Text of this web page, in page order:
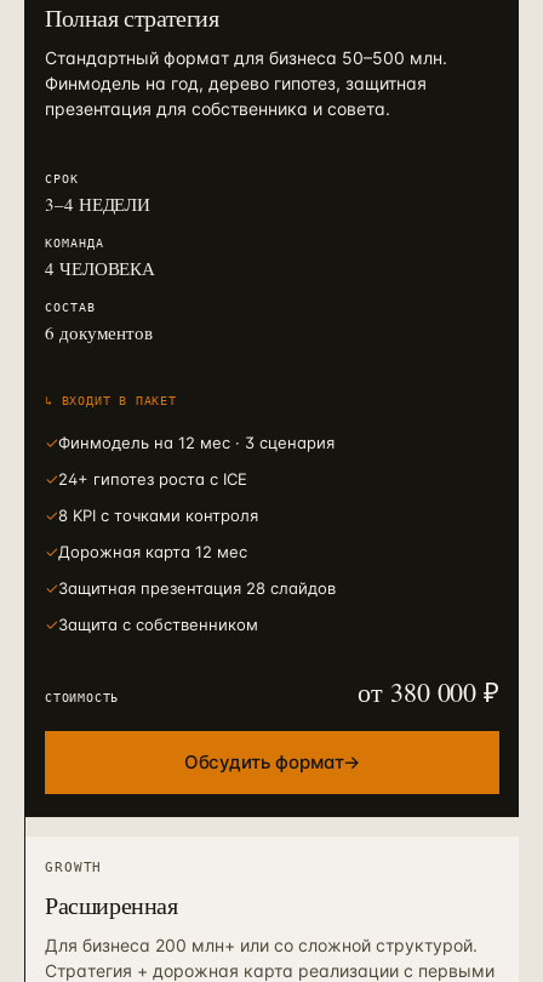
Полная стратегия
Стандартный формат для бизнеса 50–500 млн.
Финмодель на год, дерево гипотез, защитная
презентация для собственника и совета.
СРОК
3–4 НЕДЕЛИ
КОМАНДА
4 ЧЕЛОВЕКА
СОСТАВ
6 документов
↳ ВХОДИТ В ПАКЕТ
✓Финмодель на 12 мес · 3 сценария
✓24+ гипотез роста с ICE
✓8 KPI с точками контроля
✓Дорожная карта 12 мес
✓Защитная презентация 28 слайдов
✓Защита с собственником
СТОИМОСТЬ от 380 000 ₽
Обсудить формат→
GROWTH
Расширенная
Для бизнеса 200 млн+ или со сложной структурой.
Стратегия + дорожная карта реализации с первыми